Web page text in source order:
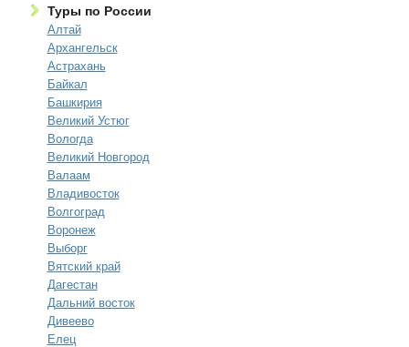
Туры по России
Алтай
Архангельск
Астрахань
Байкал
Башкирия
Великий Устюг
Вологда
Великий Новгород
Валаам
Владивосток
Волгоград
Воронеж
Выборг
Вятский край
Дагестан
Дальний восток
Дивеево
Елец